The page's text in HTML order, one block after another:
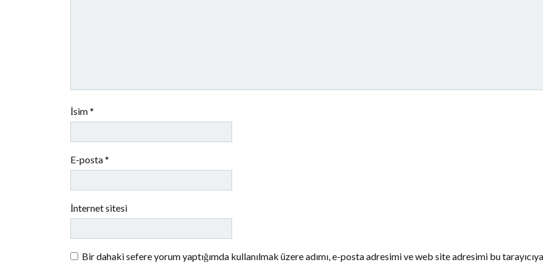
İsim*
E-posta*
İnternet sitesi
Bir dahaki sefere yorum yaptığımda kullanılmak üzere adımı, e-posta adresimi ve web site adresimi bu